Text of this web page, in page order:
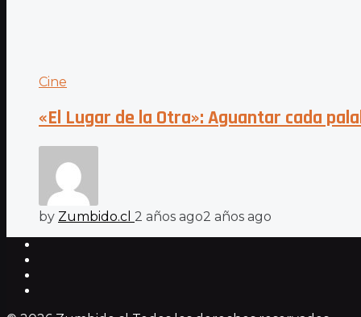
Cine
«El Lugar de la Otra»: Aguantar cada
by Zumbido.cl 2 años ago2 años ago